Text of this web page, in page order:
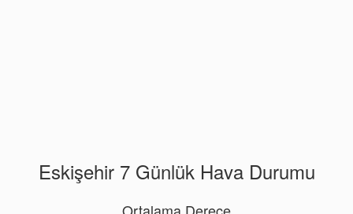
Eskişehir 7 Günlük Hava Durumu